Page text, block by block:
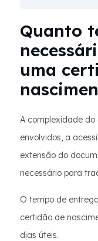
Quanto
uma
A complexidade do
envolvidos, a
extensão do
necessário para
O tempo de
certidão de
dias úteis.